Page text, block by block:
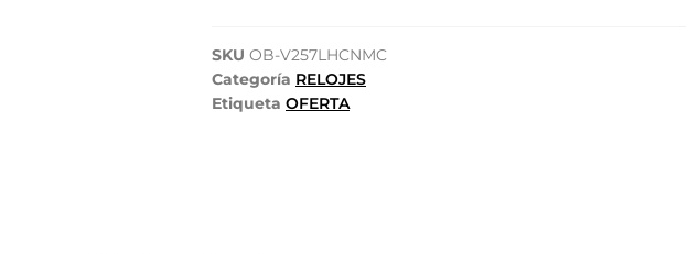
SKU OB-V257LHCNMC
Categoría RELOJES
Etiqueta OFERTA